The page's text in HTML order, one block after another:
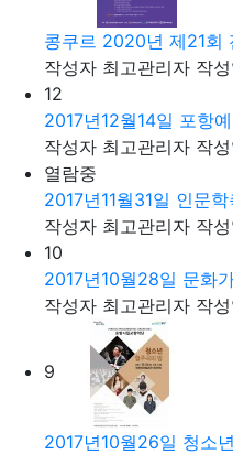
콩쿠르 2020년 제21회
작성자 최고관리자 작
12
2017년12월14일 포항
작성자 최고관리자 작
열람중
2017년11월31일 인문학
작성자 최고관리자 작
10
2017년10월28일 문화
작성자 최고관리자 작
9
2017년10월26일 청소